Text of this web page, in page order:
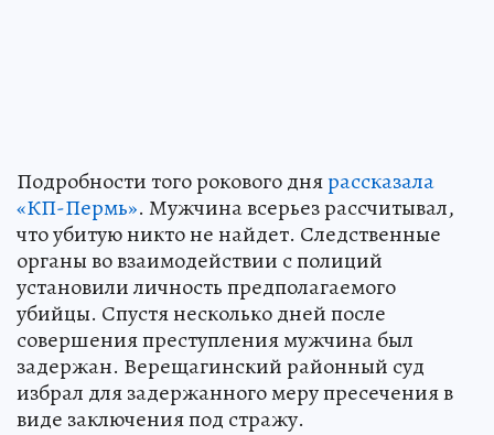
Подробности того рокового днярассказала
«КП-Пермь». Мужчина всерьез рассчитывал,
что убитую никто не найдет. Следственные
органы во взаимодействии с полиций
установили личность предполагаемого
убийцы. Спустя несколько дней после
совершения преступления мужчина был
задержан. Верещагинский районный суд
избрал для задержанного меру пресечения в
виде заключения под стражу.